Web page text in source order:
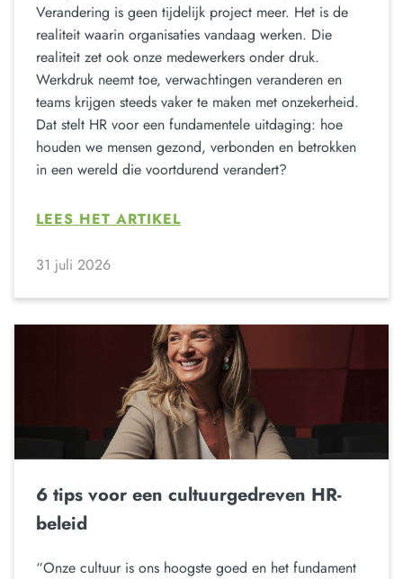
Verandering is geen tijdelijk project meer. Het is de
realiteit waarin organisaties vandaag werken. Die
realiteit zet ook onze medewerkers onder druk.
Werkdruk neemt toe, verwachtingen veranderen en
teams krijgen steeds vaker te maken met onzekerheid.
Dat stelt HR voor een fundamentele uitdaging: hoe
houden we mensen gezond, verbonden en betrokken
in een wereld die voortdurend verandert?
LEES HET ARTIKEL
31 juli 2026
6 tips voor een cultuurgedreven HR-
beleid
“Onze cultuur is ons hoogste goed en het fundament